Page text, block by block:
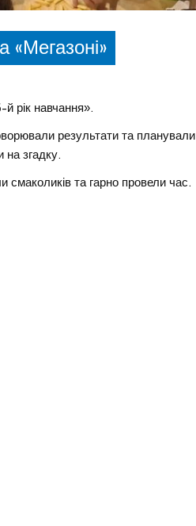
«Мегазоні»
рік навчання».
результати та планували
згадку.
смаколиків та гарно провели час.